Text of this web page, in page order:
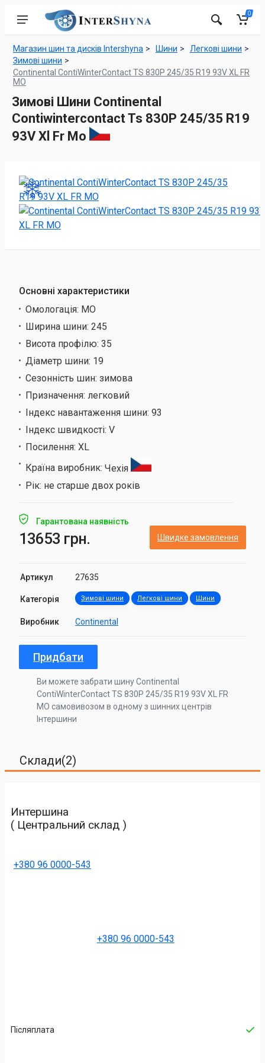
0
Магазин шин та дисків Intershyna Шини
Легкові шини
Зимові шини
Continental ContiWinterContact TS 830P 245/35 R19 93V XL FR
MO
Зимові Шини Continental
Contiwintercontact Ts 830P 245/35 R19
93V Xl Fr Mo
Основні характеристики
Омологація: MO
Ширина шини: 245
Висота профілю: 35
Діаметр шини: 19
Сезонність шин: зимова
Призначення: легковий
Індекс навантаження шини: 93
Індекс швидкості: V
Посилення: XL
Країна виробник: Чехія
Рік: не старше двох років
Гарантована наявність
13653 грн. Швидке замовлення
Артикул 27635
Категорія Зимові шини Легкові шини Шини
Виробник Continental
Придбати
Ви можете забрати шину Continental
ContiWinterContact TS 830P 245/35 R19 93V XL FR
MO самовивозом в одному з шинних центрів
Інтершини
Склади(2)
Интершина
( Центральний склад )
+380 96 0000-543
+380 96 0000-543
Післяплата